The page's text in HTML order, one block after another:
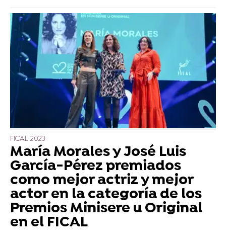
FICAL 2023
María Morales y José Luis
García-Pérez premiados
como mejor actriz y mejor
actor en la categoría de los
Premios Minisere u Original
en el FICAL